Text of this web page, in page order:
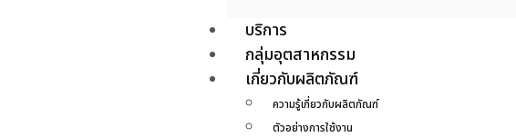
บริการ
กลุ่มอุตสาหกรรม
เกี่ยวกับผลิตภัณฑ์
ความรู้เกี่ยวกับผลิตภัณฑ์
ตัวอย่างการใช้งาน